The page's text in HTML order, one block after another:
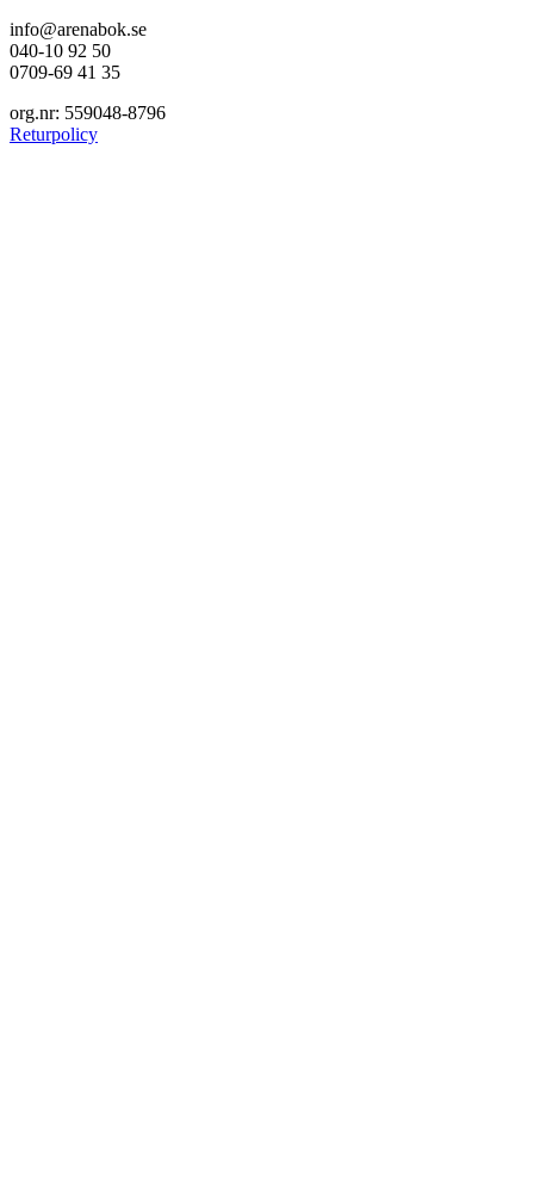
info@arenabok.se
040-10 92 50
0709-69 41 35
org.nr: 559048-8796
Returpolicy